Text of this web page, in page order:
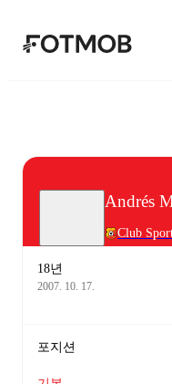
본문으로 건너뛰기
Andrés
Club
18년
2007. 10. 17.
포지션